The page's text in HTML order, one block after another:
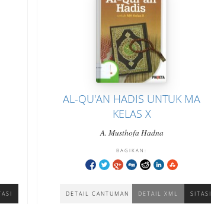
AL-QU'AN HADIS UNTUK MA
KELAS X
A. Musthofa Hadna
DETAIL CANTUMAN DETAIL XML SITASI
BAGIKAN: